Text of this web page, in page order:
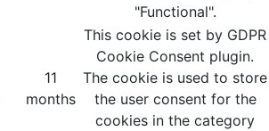
"Functional".
11
months
This cookie is set by GDPR
Cookie Consent plugin.
The cookie is used to store
the user consent for the
cookies in the category